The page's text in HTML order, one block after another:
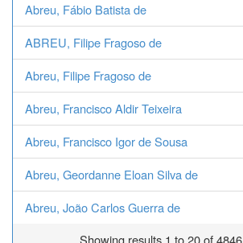
Abreu, Fábio Batista de
ABREU, Filipe Fragoso de
Abreu, Filipe Fragoso de
Abreu, Francisco Aldir Teixeira
Abreu, Francisco Igor de Sousa
Abreu, Geordanne Eloan Silva de
Abreu, João Carlos Guerra de
Showing results 1 to 20 of 4846